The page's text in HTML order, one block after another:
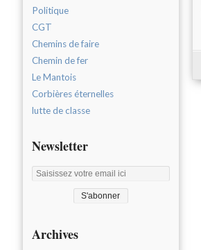
Politique
CGT
Chemins de faire
Chemin de fer
Le Mantois
Corbières éternelles
lutte de classe
Newsletter
Archives